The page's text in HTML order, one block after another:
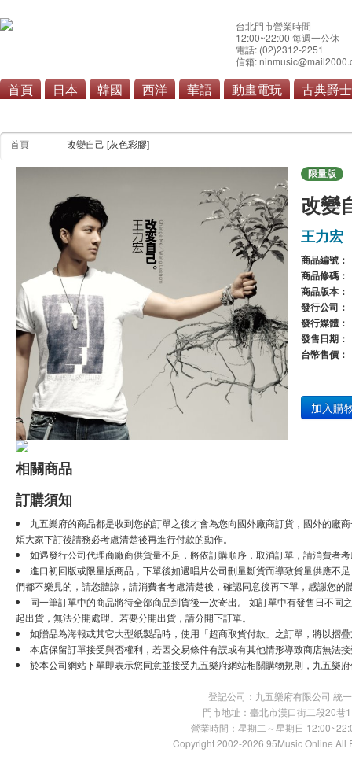
台北門市營業時間
12:00~22:00 每週一公休
電話: (02)2312-2251
信箱:
首頁 日本 韓國 西洋 華語 動畫電玩 古典爵士
首頁 改變自己 [灰色彩膠]
限量版
改變
王力宏
商品編號：
商品條碼：
商品版本：
發行公司：
發行媒體：
發售日期：
台幣售價：
加入購
相關商品
訂購須知
九五樂府的商品都是收到您的訂單之後才會為您向國外廠商訂貨，國外的廠
煩大家下訂後請務必考慮清楚後再進行付款的動作。
如遇發行公司代理商廠商供貨量不足，將依訂購順序，取消訂單，請消費者
進口初回版或限量版商品，下單後如遇唱片公司刪量斷貨而導致貨量供應不
們都不樂見的，請您體諒，請消費者考慮清楚後，確認同意後再下單，感謝您的
同一筆訂單中的商品將待全部商品到貨後一次寄出。 如訂單中有發售日不同
起出貨，無法分開處理。若要分開出貨，請分開下訂單。
如贈品為海報或其它大型紙製品時，使用「超商取貨付款」之訂單，將以摺
本店保留訂單接受與否權利，若因交易條件有誤或有其他情形導致商店無法
於本公司網站下單即表示您同意並接受九五樂府網站相關購物規則，九五樂
登記公司：九五樂府有限公司 統
門市地址：臺北市漢口街二段20
營業時間：星期二～星期日
Copyright 2002-2026 95Music Online All